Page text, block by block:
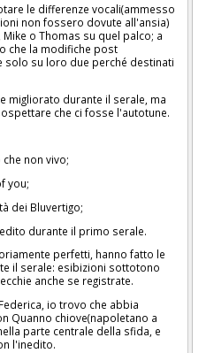
le differenze vocali(ammesso
non fossero dovute all'ansia)
o Thomas su quel palco; a
che la modifiche post
su loro due perché destinati
migliorato durante il serale, ma
che ci fosse l'autotune.
non vivo;
you;
dei Bluvertigo;
durante il primo serale.
perfetti, hanno fatto le
il serale: esibizioni sottotono
anche se registrate.
io trovo che abbia
Quanno chiove(napoletano a
parte centrale della sfida, e
l'inedito.